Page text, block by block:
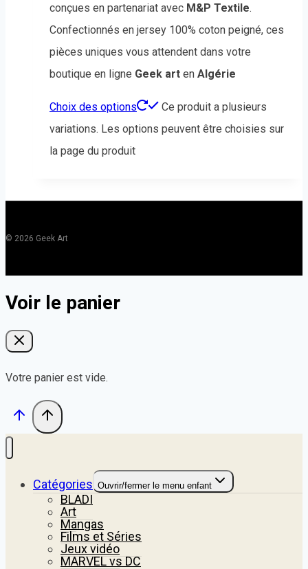
conçues en partenariat avec M&P Textile.
Confectionnés en jersey 100% coton peigné, ces
pièces uniques vous attendent dans votre
boutique en ligne Geek art en Algérie
Choix des options
Ce produit a plusieurs
variations. Les options peuvent être choisies sur
la page du produit
© 2026 Geek Art
Voir le panier
Votre panier est vide.
Catégories Ouvrir/fermer le menu enfant
BLADI
Art
Mangas
Films et Séries
Jeux vidéo
MARVEL vs DC